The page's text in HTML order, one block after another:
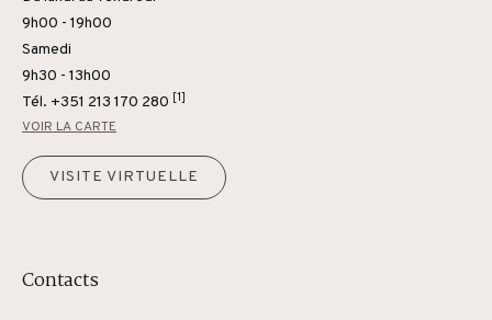
9h00 - 19h00
Samedi
9h30 - 13h00
Tél. +351 213 170 280 [1]
VOIR LA CARTE
VISITE VIRTUELLE
Contacts